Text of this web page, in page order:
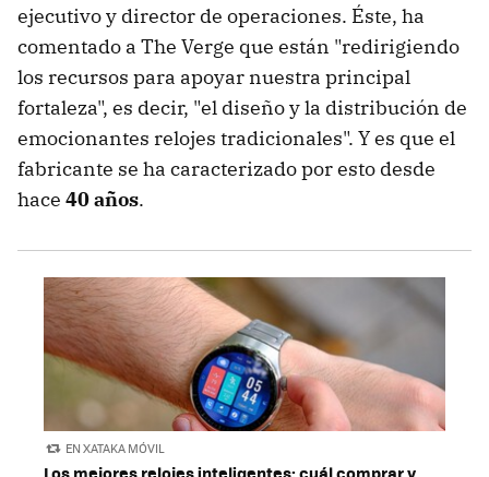
ejecutivo y director de operaciones. Éste, ha
comentado a The Verge que están "redirigiendo
los recursos para apoyar nuestra principal
fortaleza", es decir, "el diseño y la distribución de
emocionantes relojes tradicionales". Y es que el
fabricante se ha caracterizado por esto desde
hace 40 años.
EN XATAKA MÓVIL